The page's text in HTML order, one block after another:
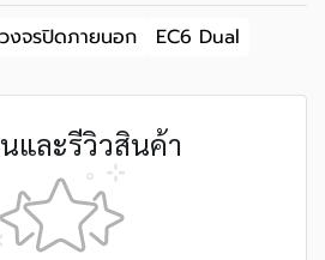
งจรปิดภายนอก
EC6 Dual
และรีวิวสินค้า